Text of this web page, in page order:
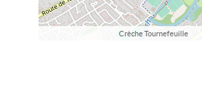
Crèche Tournefeuille